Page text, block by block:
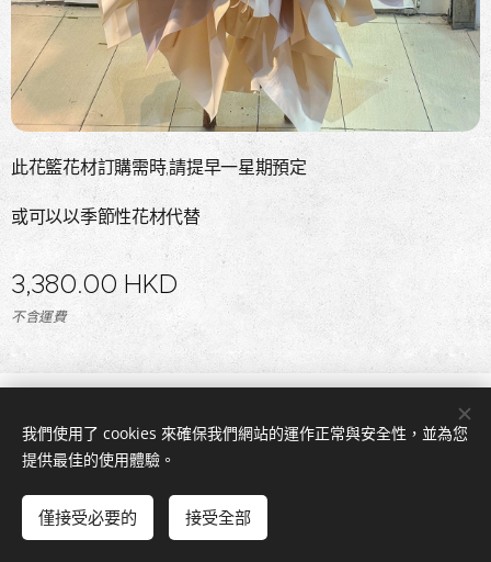
此花籃花材訂購需時,請提早一星期預定
或可以以季節性花材代替
3,380.00 HKD
不含運費
新增到購物車
Flowerhin.com
Cookies
我們使用了 cookies 來確保我們網站的運作正常與安全性，並為您
提供最佳的使用體驗。
僅接受必要的 接受全部